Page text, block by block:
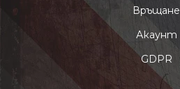
Връщане
Акаунт
GDPR